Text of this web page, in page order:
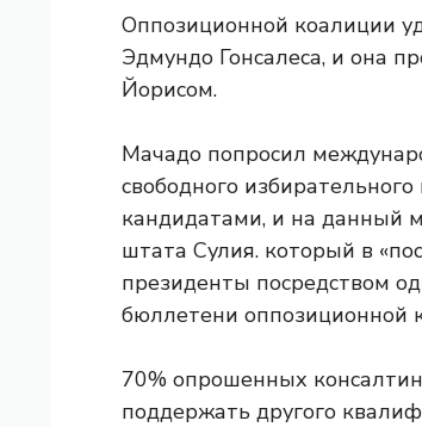
Оппозиционной коалиции
Эдмундо Гонсалеса, и она
Йорисом.
Мачадо попросил
свободного
кандидатами, и на данный
штата Сулия. который в
президенты посредством
бюллетени оппозиционной
70% опрошенных
поддержать другого